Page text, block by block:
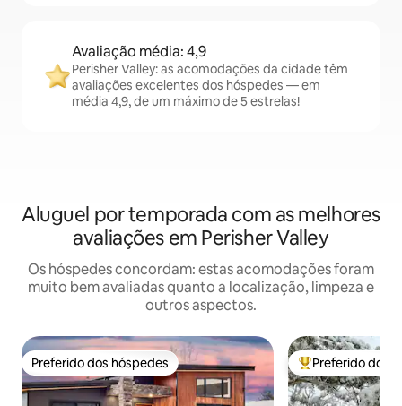
Avaliação média: 4,9
Perisher Valley: as acomodações da cidade têm
avaliações excelentes dos hóspedes — em
média 4,9, de um máximo de 5 estrelas!
Aluguel por temporada com as melhores
avaliações em Perisher Valley
Os hóspedes concordam: estas acomodações foram
muito bem avaliadas quanto a localização, limpeza e
outros aspectos.
Preferido dos hóspedes
Preferido dos hóspedes Entre os
Preferido dos